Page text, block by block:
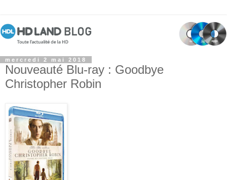
mercredi 2 mai 2018
Nouveauté Blu-ray : Goodbye
Christopher Robin